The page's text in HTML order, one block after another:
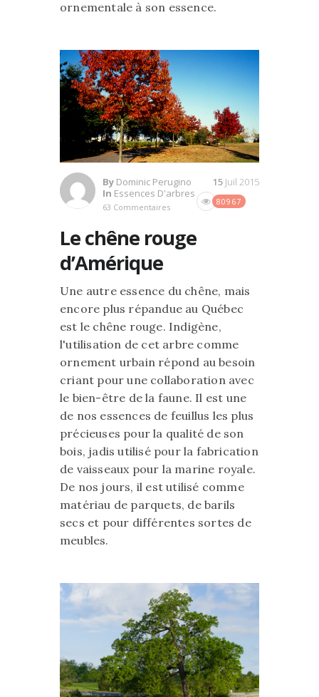
ornementale à son essence.
By Dominic Perugino
In Essences D'arbres
63 Commentaires
80967
15 Juil 2015
Le chêne rouge
d’Amérique
Une autre essence du chêne, mais
encore plus répandue au Québec
est le chêne rouge. Indigène,
l'utilisation de cet arbre comme
ornement urbain répond au besoin
criant pour une collaboration avec
le bien-être de la faune. Il est une
de nos essences de feuillus les plus
précieuses pour la qualité de son
bois, jadis utilisé pour la fabrication
de vaisseaux pour la marine royale.
De nos jours, il est utilisé comme
matériau de parquets, de barils
secs et pour différentes sortes de
meubles.